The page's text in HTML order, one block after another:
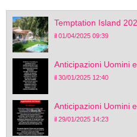
Temptation Island
il 01/04/2025 09:39
Anticipazioni Uomini
il 30/01/2025 12:40
Anticipazioni Uomini
il 29/01/2025 14:23